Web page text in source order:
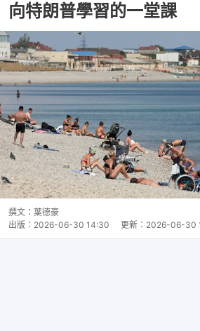
向特朗普學習的一堂課
撰文： 葉德豪
出版： 2026-06-30 14:30 更新： 2026-06-30